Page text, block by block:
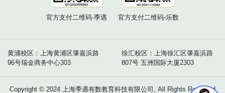
官方支付二维码-季遇 官方支付二维码-乐数
黄浦校区：上海黄浦区肇嘉浜路
96号瑞金商务中心303
徐汇校区：上海徐汇区肇嘉浜路
807号 五洲国际大厦2303
Copyright © 2024 上海季遇有数教育科技有限公司, All Rights Reserved